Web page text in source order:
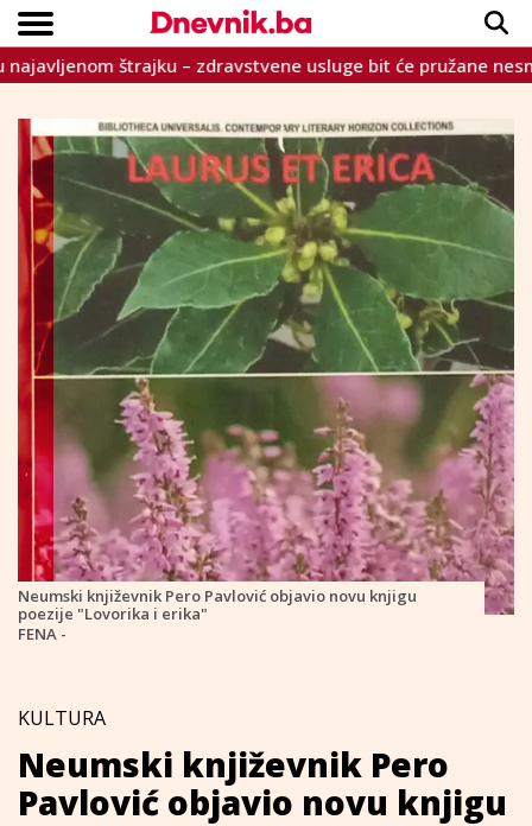
VIJESTI
SPORT
INTERVIEW
TEME
CRNA KRONIKA
LIFESTYLE
Copyright © Dnevnik.ba 2023.
štrajku – zdravstvene usluge bit će pružane nesmetano
Neumski književnik Pero Pavlović objavio novu knjigu
poezije "Lovorika i erika"
FENA -
KULTURA
Neumski književnik Pero
Pavlović objavio novu knjigu